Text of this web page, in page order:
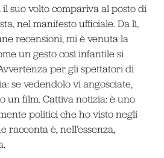
suo volto compariva al posto di
nel manifesto ufficiale. Da lì,
recensioni, mi è venuta la
un gesto così infantile si
per gli spettatori di
se vedendolo vi angosciate,
un film. Cattiva notizia: è uno
politici che ho visto negli
racconta è, nell’essenza,